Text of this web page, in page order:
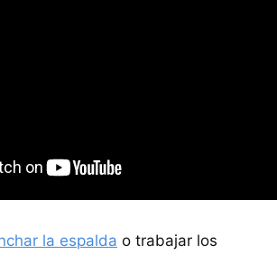
la espalda o trabajar los